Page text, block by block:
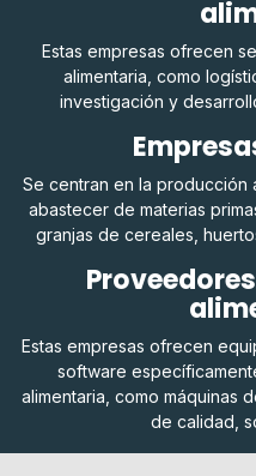
Estas empresas ofrecen
alimentaria, como
investigación y
Se centran en la producción
abastecer de materias
granjas de cereales,
Estas empresas ofrecen
software
alimentaria, como máquinas
de calidad,